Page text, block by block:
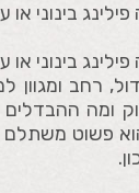
בינוני או
בינוני
רחב
ומה
פשוט משתלם